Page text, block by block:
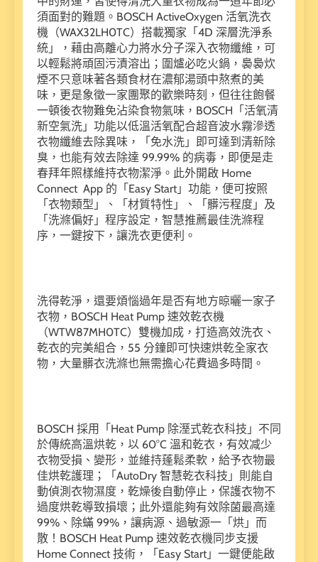
須面對的難題。BOSCH ActiveOxygen 活氧洗衣
機（WAX32LH0TC）搭載獨家「4D 深層洗淨系
統」，藉由高離心力將水分子深入衣物纖維，可
以輕鬆將頑固污漬溶出；圍爐必吃火鍋，裊裊炊
煙不只意味著各類食材在濃郁湯頭中熬煮的美
味，更是象徵一家團聚的歡樂時刻，但往往飽餐
一頓後衣物難免沾染食物氣味，BOSCH「活氧清
新空氣洗」功能以低溫活氧配合超音波水霧滲透
衣物纖維去除異味，「免水洗」即可達到清新除
臭，也能有效去除達 99.99% 的病毒，即便是走
春拜年照樣維持衣物潔淨。此外開啟 Home
Connect App 的「Easy Start」功能，便可按照
「衣物類型」、「材質特性」、「髒污程度」及
「洗滌偏好」程序設定，智慧推薦最佳洗滌程
序，一鍵按下，讓洗衣更便利。
洗得乾淨，還要煩惱過年是否有地方晾曬一家子
衣物，BOSCH Heat Pump 速效乾衣機
（WTW87MH0TC）雙機加成，打造高效洗衣、
乾衣的完美組合，55 分鐘即可快速烘乾全家衣
物，大量髒衣洗滌也無需擔心花費過多時間。
BOSCH 採用「Heat Pump 除溼式乾衣科技」不同
於傳統高溫烘乾，以 60°C 溫和乾衣，有效减少
衣物受損、變形，並維持蓬鬆柔軟，給予衣物最
佳烘乾護理；「AutoDry 智慧乾衣科技」則能自
動偵測衣物濕度，乾燥後自動停止，保護衣物不
過度烘乾導致損壞；此外還能夠有效除菌最高達
99%、除蟎 99%，讓病源、過敏源一「烘」而
散！BOSCH Heat Pump 速效乾衣機同步支援
Home Connect 技術，「Easy Start」一鍵便能啟